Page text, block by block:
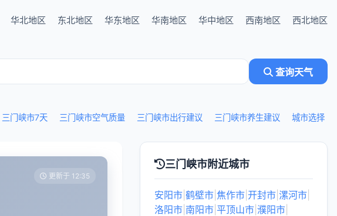
华北地区 东北地区 华东地区 华南地区 华中地区 西南地区 西北地区
查询天气
三门峡市7天 三门峡市空气质量 三门峡市出行建议 三门峡市养生建议 城市选择
更新于 12:35
三门峡市附近城市
安阳市 鹤壁市 焦作市 开封市 漯河市
洛阳市 南阳市 平顶山市 濮阳市